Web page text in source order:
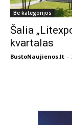
Be kategorijos
Šalia
kvartalas
BustoNaujienos.lt -